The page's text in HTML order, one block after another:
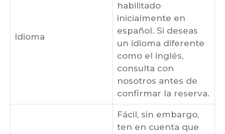
Idioma
habilitado
inicialmente en
español. Si deseas
un idioma diferente
como el inglés,
consulta con
nosotros antes de
confirmar la reserva.
Fácil, sin embargo,
ten en cuenta que